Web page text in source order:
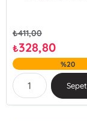
₺411,00
₺328,80
%20